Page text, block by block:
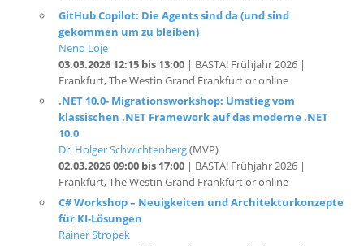
Neno Loje
03.03.2026 12:15 bis 13:00| BASTA! Frühjahr 2026 |
Frankfurt, The Westin Grand Frankfurt or online
.NET 10.0- Migrationsworkshop: Umstieg vom
klassischen .NET Framework auf das moderne .NET
10.0
Dr. Holger Schwichtenberg(MVP)
02.03.2026 09:00 bis 17:00
Frankfurt, The Westin Grand Frankfurt or online
C# Workshop – Neuigkeiten und Architekturkonzepte
für KI-Lösungen
Rainer Stropek
02.03.2026 09:00 bis 17:00
Frankfurt, The Westin Grand Frankfurt or online